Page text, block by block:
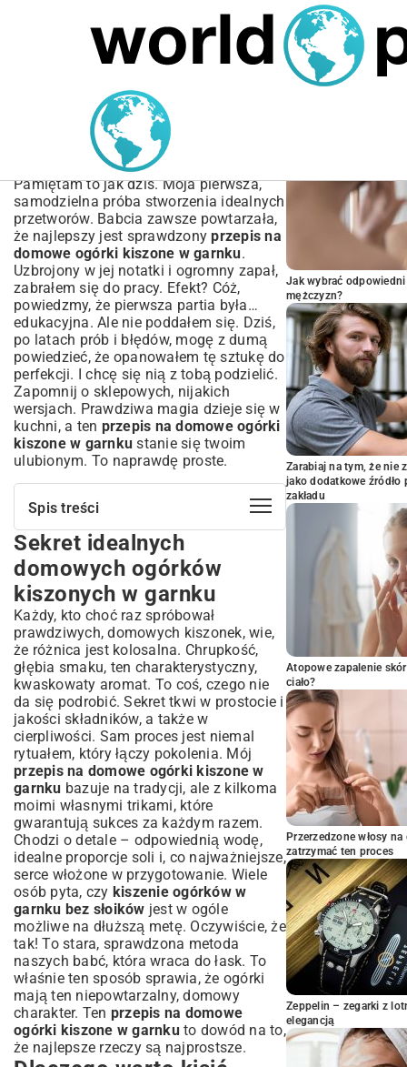
MARIUSZ ŁAMAGA 04.10.2025
Przepis na domowe
ogórki kiszone w garnku –
Prosty poradnik
Pamiętam to jak dziś. Moja pierwsza,
samodzielna próba stworzenia idealnych
przetworów. Babcia zawsze powtarzała,
że najlepszy jest sprawdzonyprzepis na
domowe ogórki kiszone w garnku.
Uzbrojony w jej notatki i ogromny zapał,
zabrałem się do pracy. Efekt? Cóż,
powiedzmy, że pierwsza partia była…
edukacyjna. Ale nie poddałem się. Dziś,
po latach prób i błędów, mogę z dumą
powiedzieć, że opanowałem tę sztukę do
perfekcji. I chcę się nią z tobą podzielić.
Zapomnij o sklepowych, nijakich
wersjach. Prawdziwa magia dzieje się w
kuchni, a ten przepis na domowe ogórki
kiszone w garnku stanie się twoim
ulubionym. To naprawdę proste.
Spis treści
Sekret idealnych domowych ogórków
kiszonych w garnku
Dlaczego warto kisić ogórki
samodzielnie?
Korzyści zdrowotne płynące z kiszonych
ogórków
Niezrównany smak i aromat domowych
przetworów
Pełna kontrola nad składem – tylko
naturalne składniki
Niezbędne składniki i akcesoria do
kiszenia
Jak wybrać najlepsze ogórki do kiszenia
Sekrety przypraw: chrzan, czosnek, koper i
inne
Klucz do sukcesu: odpowiednia sól i woda
Jaki garnek sprawdzi się najlepiej?
Przepis krok po kroku: Kiszenie ogórków
w garnku
Przygotowanie ogórków i garnka –
czystość to podstawa
Układanie składników warstwami – dla
optymalnego smaku
Przygotowanie solanki – proporcje idealne
Zalewanie i zabezpieczanie garnka
Proces fermentacji: ile czasu potrzebują
ogórki?
Najczęstsze błędy i jak ich unikać
Sekret idealnych
domowych ogórków
kiszonych w garnku
Każdy, kto choć raz spróbował
prawdziwych, domowych kiszonek, wie,
że różnica jest kolosalna. Chrupkość,
głębia smaku, ten charakterystyczny,
kwaskowaty aromat. To coś, czego nie
da się podrobić. Sekret tkwi w prostocie i
jakości składników, a także w
cierpliwości. Sam proces jest niemal
rytuałem, który łączy pokolenia. Mój
przepis na domowe ogórki kiszone w
garnku bazuje na tradycji, ale z kilkoma
moimi własnymi trikami, które
gwarantują sukces za każdym razem.
Chodzi o detale – odpowiednią wodę,
idealne proporcje soli i, co najważniejsze,
serce włożone w przygotowanie. Wiele
osób pyta, czy kiszenie ogórków w
garnku bez słoików jest w ogóle
możliwe na dłuższą metę. Oczywiście, że
tak! To stara, sprawdzona metoda
naszych babć, która wraca do łask. To
właśnie ten sposób sprawia, że ogórki
mają ten niepowtarzalny, domowy
charakter. Ten przepis na domowe
ogórki kiszone w garnkuto dowód na to,
że najlepsze rzeczy są najprostsze.
Jak wybrać
mężczyzn?
Zarabiaj na tym, że nie
jako dodatkowe
zakładu
Atopowe zapalenie
ciało?
Przerzedzone włosy
zatrzymać ten proces
Zeppelin – zegarki z
elegancją